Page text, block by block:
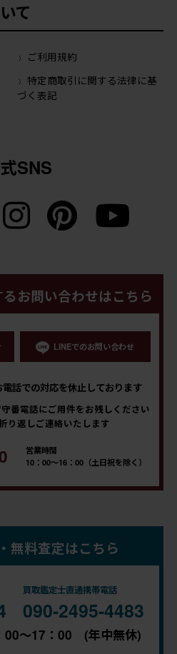
て
ご利用規約
特定商取引に関する法律に基
づく表記
SNS
お問い合わせはこちら
LINEでのお問い合わせ
話での対応を休止しております
番電話にご用件をお残しください
り返しご連絡いたします
営業時間
10：00～16：00（土日祝を除く）
無料査定はこちら
買取鑑定士直通携帯電話
090-2495-4483
～17：00 (年中無休)